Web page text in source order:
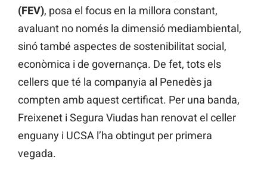
(FEV), posa el focus en la millora constant,
avaluant no només la dimensió mediambiental,
sinó també aspectes de sostenibilitat social,
econòmica i de governança. De fet, tots els
cellers que té la companyia al Penedès ja
compten amb aquest certificat. Per una banda,
Freixenet i Segura Viudas han renovat el celler
enguany i UCSA l’ha obtingut per primera
vegada.